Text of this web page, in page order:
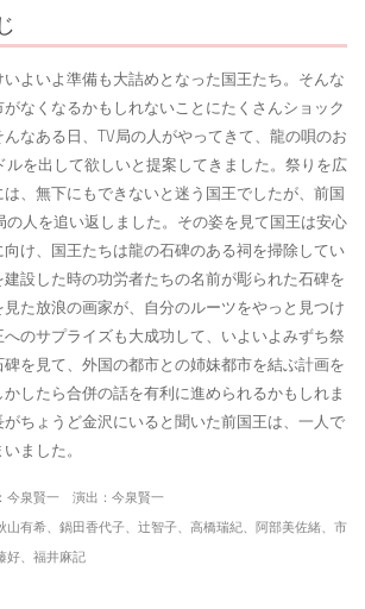
よいよ準備も大詰めとなった国王たち。そんな
なくなるかもしれないことにたくさんショック
なある日、TV局の人がやってきて、龍の唄のお
ルを出して欲しいと提案してきました。祭りを広
、無下にもできないと迷う国王でしたが、前国
の人を追い返しました。その姿を見て国王は安心
け、国王たちは龍の石碑のある祠を掃除してい
設した時の功労者たちの名前が彫られた石碑を
た放浪の画家が、自分のルーツをやっと見つけ
のサプライズも大成功して、いよいよみずち祭
を見て、外国の都市との姉妹都市を結ぶ計画を
したら合併の話を有利に進められるかもしれま
ちょうど金沢にいると聞いた前国王は、一人で
ました。
今泉賢一 演出：今泉賢一
山有希、鍋田香代子、辻智子、高橋瑞紀、阿部美佐緒、市
好、福井麻記